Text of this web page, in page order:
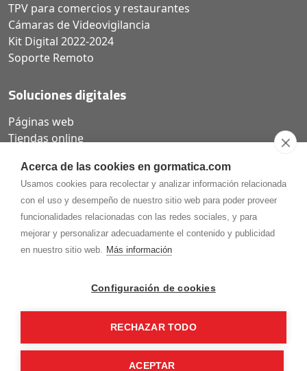
Acerca de las cookies en gormatica.com
Usamos cookies para recolectar y analizar información relacionada
con el uso y desempeño de nuestro sitio web para poder proveer
funcionalidades relacionadas con las redes sociales, y para
mejorar y personalizar adecuadamente el contenido y publicidad
en nuestro sitio web. Más información
Configuración de cookies
RECHAZAR TODO
ACEPTAR
TPV para comercios y restaurantes
Cámaras de Videovigilancia
Kit Digital 2022-2024
Soporte Remoto
Soluciones digitales
Páginas web
Tiendas online
975.368.262
Aviso Legal Política de privacidad
Gormaz Informática S.L.C/ Soria, 2 - El Burgo de Osma (Soria)
¡Síguenos en nuestras redes!